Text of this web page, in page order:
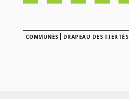
COMMUNES | DRAPEAU DES FIERTÉS